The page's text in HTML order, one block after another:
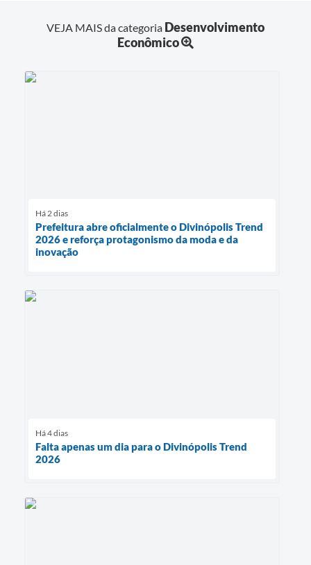
VEJA MAIS da categoria Desenvolvimento
Econômico
Há 2 dias
Prefeitura abre oficialmente o Divinópolis Trend
2026 e reforça protagonismo da moda e da
inovação
Há 4 dias
Falta apenas um dia para o Divinópolis Trend
2026